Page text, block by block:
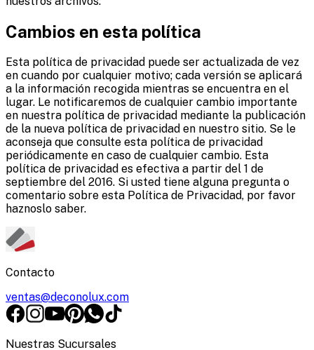
Cambios en esta política
Esta política de privacidad puede ser actualizada de vez
en cuando por cualquier motivo; cada versión se aplicará
a la información recogida mientras se encuentra en el
lugar. Le notificaremos de cualquier cambio importante
en nuestra política de privacidad mediante la publicación
de la nueva política de privacidad en nuestro sitio. Se le
aconseja que consulte esta política de privacidad
periódicamente en caso de cualquier cambio. Esta
política de privacidad es efectiva a partir del 1 de
septiembre del 2016. Si usted tiene alguna pregunta o
comentario sobre esta Política de Privacidad, por favor
haznoslo saber.
Contacto
ventas@deconolux.com
Nuestras Sucursales